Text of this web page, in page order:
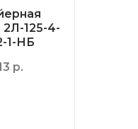
2Л-125-4-
1-НБ
р.